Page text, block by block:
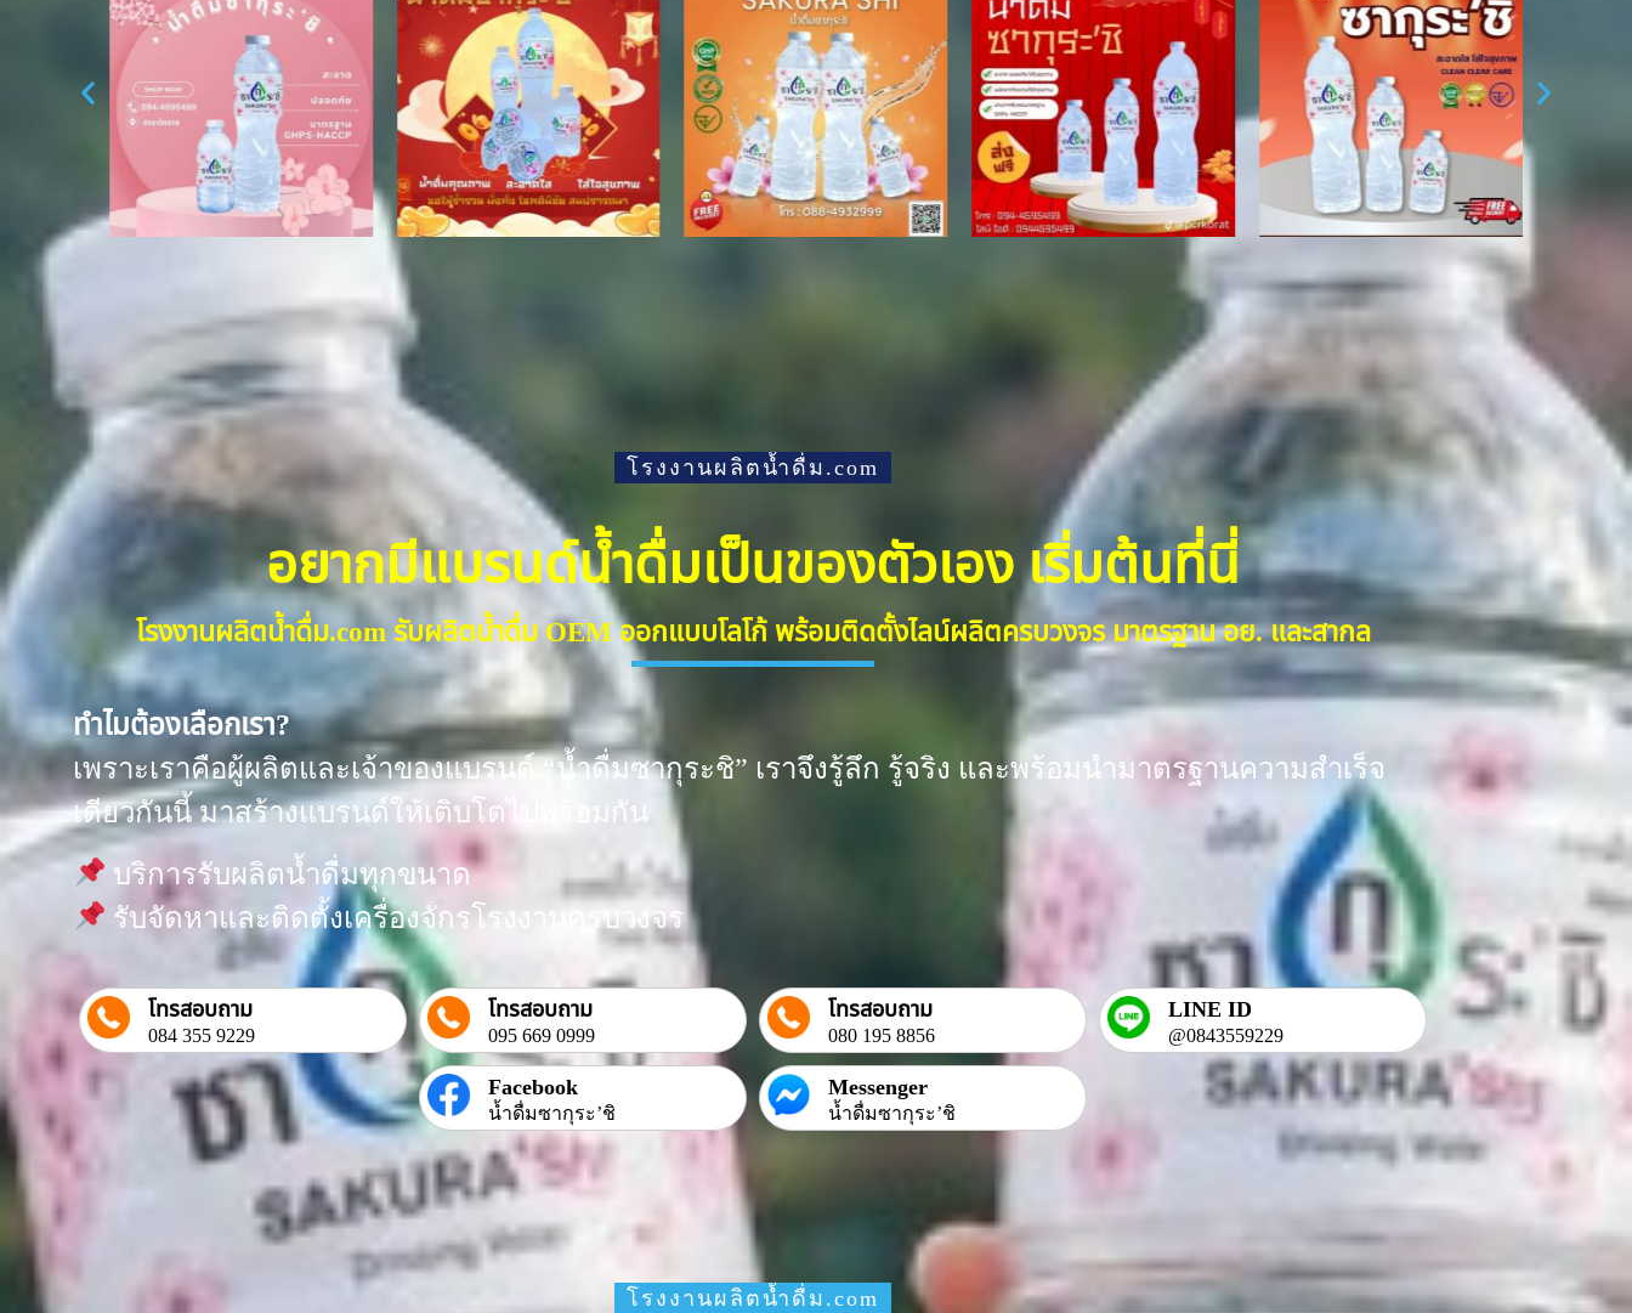
โรงงานผลิตน้ำดื่ม.com
อยากมีแบรนด์น้ำดื่มเป็นของตัวเอง เริ่มต้นที่นี่
โรงงานผลิตน้ำดื่ม.com รับผลิตน้ำดื่ม OEM ออกแบบโลโก้ พร้อมติดตั้งไลน์ผลิตครบวงจร มาตรฐาน อย. และสากล
ทำไมต้องเลือกเรา?
เพราะเราคือผู้ผลิตและเจ้าของแบรนด์ “น้ำดื่มซากุระชิ” เราจึงรู้ลึก รู้จริง และพร้อมนำมาตรฐานความสำเร็จ
เดียวกันนี้ มาสร้างแบรนด์ให้เติบโตไปพร้อมกัน
บริการรับผลิตน้ำดื่มทุกขนาด
รับจัดหาและติดตั้งเครื่องจักรโรงงานครบวงจร
โทรสอบถาม
084 355 9229
โทรสอบถาม
095 669 0999
โทรสอบถาม
080 195 8856
LINE ID
@0843559229
Facebook
น้ำดื่มซากุระ’ชิ
Messenger
น้ำดื่มซากุระ’ชิ
โรงงานผลิตน้ำดื่ม.com